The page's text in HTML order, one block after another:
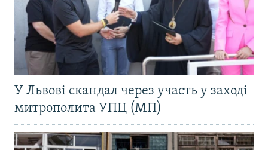
У Львові скандал через участь у заході
митрополита УПЦ (МП)